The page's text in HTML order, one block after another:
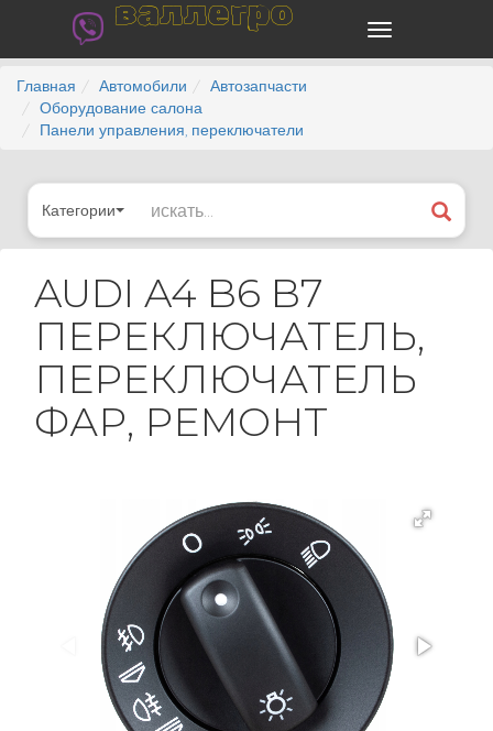
валлегро
Главная Автомобили
Автозапчасти
Оборудование салона
Панели управления, переключатели
Категории
AUDI A4 B6 B7
ПЕРЕКЛЮЧАТЕЛЬ,
ПЕРЕКЛЮЧАТЕЛЬ
ФАР, РЕМОНТ